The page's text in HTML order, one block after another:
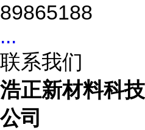
89865188
...
联系我们
浩正新材料科
公司